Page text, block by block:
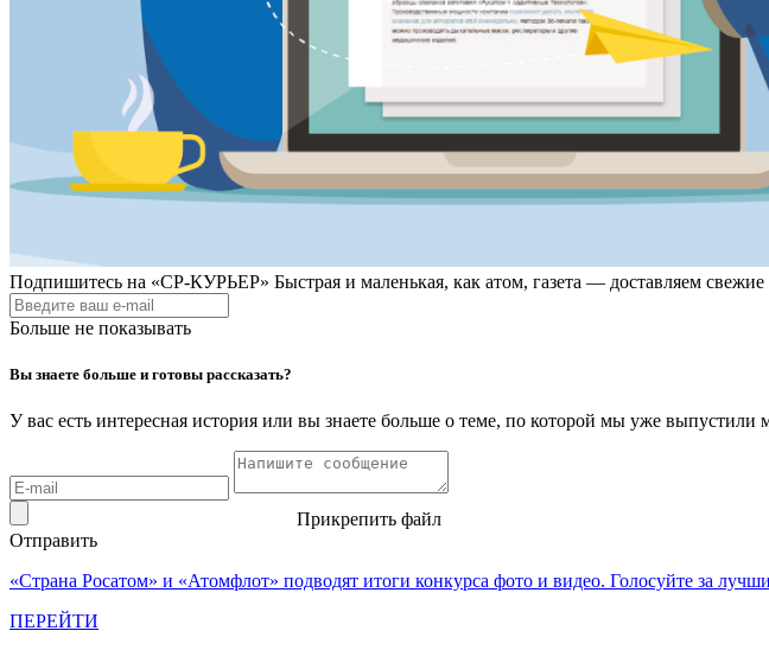
Подпишитесь на «СР-КУРЬЕР» Быстрая и маленькая, как атом, газета — доставляем
Больше не показывать
Вы знаете больше и готовы рассказать?
У вас есть интересная история или вы знаете больше о теме, по которой мы уже
Прикрепить файл
Отправить
«Страна Росатом» и «Атомфлот» подводят итоги конкурса фото и видео. Голосуйте за
ПЕРЕЙТИ